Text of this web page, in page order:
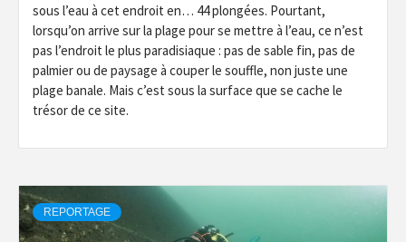
sous l’eau à cet endroit en… 44 plongées. Pourtant,
lorsqu’on arrive sur la plage pour se mettre à l’eau, ce n’est
pas l’endroit le plus paradisiaque : pas de sable fin, pas de
palmier ou de paysage à couper le souffle, non juste une
plage banale. Mais c’est sous la surface que se cache le
trésor de ce site.
REPORTAGE